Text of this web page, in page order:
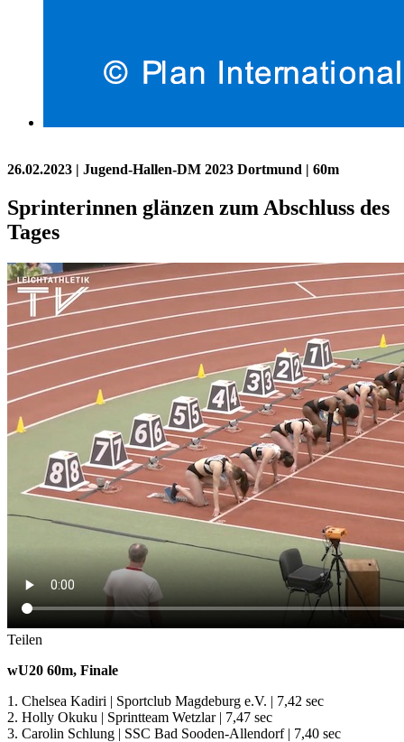
26.02.2023 | Jugend-Hallen-DM 2023 Dortmund | 60m
Sprinterinnen glänzen zum Abschluss des
Tages
Teilen
wU20 60m, Finale
1. Chelsea Kadiri | Sportclub Magdeburg e.V. | 7,42 sec
2. Holly Okuku | Sprintteam Wetzlar | 7,47 sec
3. Carolin Schlung | SSC Bad Sooden-Allendorf | 7,40 sec